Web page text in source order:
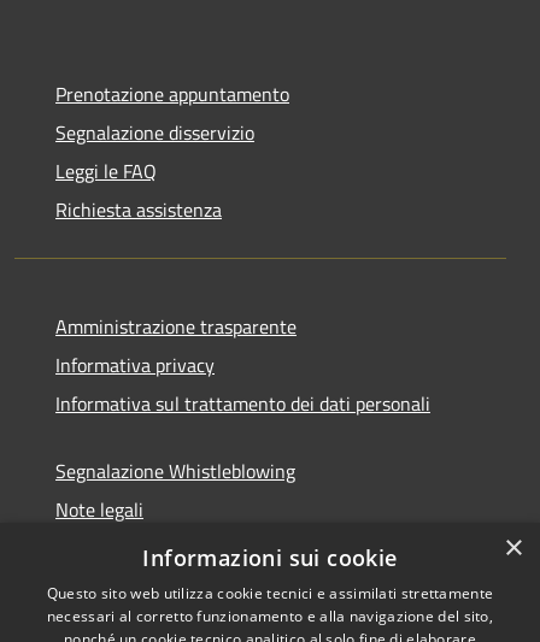
Prenotazione appuntamento
Segnalazione disservizio
Leggi le FAQ
Richiesta assistenza
Amministrazione trasparente
Informativa privacy
Informativa sul trattamento dei dati personali
Segnalazione Whistleblowing
Note legali
Dichiarazione di accessibilità
×
Informazioni sui cookie
Questo sito web utilizza cookie tecnici e assimilati strettamente
necessari al corretto funzionamento e alla navigazione del sito,